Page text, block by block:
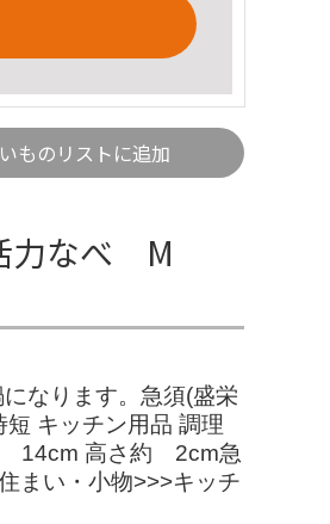
ものリストに追加
力なべ M
なります。急須(盛栄
キッチン用品 調理
高さ約 2cm急
まい・小物>>>キッチ